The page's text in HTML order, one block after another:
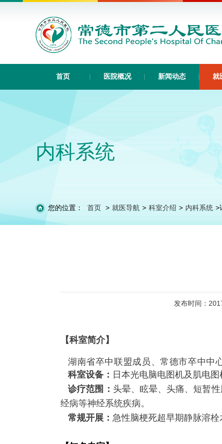
首页 医院概况 新闻动态 就
内科系统
您的位置： 首页 > 就医导航 > 科室介绍 > 内科系统 >
发布时间：
【科室简介】
湖南省卒中联盟成员、常德市卒中中
科室设备： 日本光电脑电图机及肌电
诊疗范围： 头晕、眩晕、头痛、短暂
经病等神经系统疾病。
常规开展： 急性脑梗死超早期静脉溶